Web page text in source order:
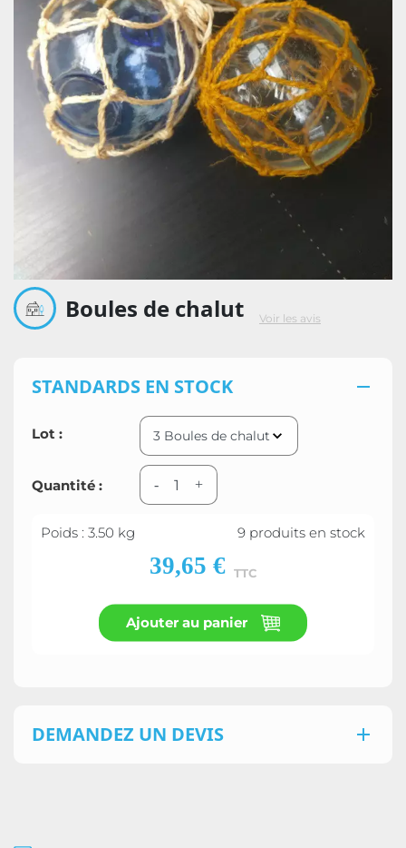
Boules de chalut Voir les avis
STANDARDS EN STOCK 
Lot :
Quantité : - +
Poids : 3.50 kg 9 produits en stock
39,65 € TTC
Ajouter au panier
DEMANDEZ UN DEVIS 